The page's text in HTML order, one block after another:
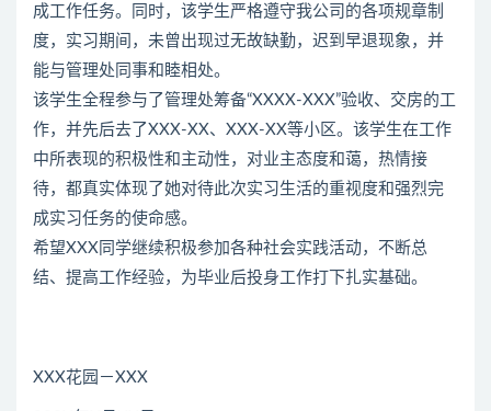
成工作任务。同时，该学生严格遵守我公司的各项规章制
度，实习期间，未曾出现过无故缺勤，迟到早退现象，并
能与管理处同事和睦相处。
该学生全程参与了管理处筹备“XXXX-XXX”验收、交房的工
作，并先后去了XXX-XX、XXX-XX等小区。该学生在工作
中所表现的积极性和主动性，对业主态度和蔼，热情接
待，都真实体现了她对待此次实习生活的重视度和强烈完
成实习任务的使命感。
希望XXX同学继续积极参加各种社会实践活动，不断总
结、提高工作经验，为毕业后投身工作打下扎实基础。
XXX花园－XXX